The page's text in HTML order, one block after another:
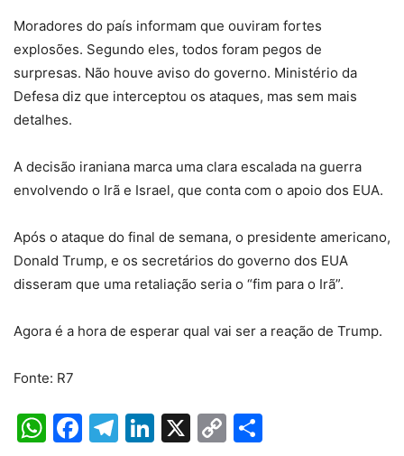
Moradores do país informam que ouviram fortes
explosões. Segundo eles, todos foram pegos de
surpresas. Não houve aviso do governo. Ministério da
Defesa diz que interceptou os ataques, mas sem mais
detalhes.
A decisão iraniana marca uma clara escalada na guerra
envolvendo o Irã e Israel, que conta com o apoio dos EUA.
Após o ataque do final de semana, o presidente americano,
Donald Trump, e os secretários do governo dos EUA
disseram que uma retaliação seria o “fim para o Irã”.
Agora é a hora de esperar qual vai ser a reação de Trump.
Fonte: R7
WhatsApp
Facebook
Telegram
LinkedIn
X
Copy